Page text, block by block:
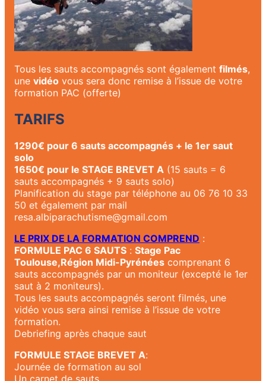
Tous les sauts accompagnés sont également filmés,
une vidéo vous sera donc remise à l’issue de votre
formation PAC (offerte)
TARIFS
1290€ pour 6 sauts accompagnés + le 1er saut
solo
1650€ pour le STAGE BREVET A (15 sauts = 6
sauts accompagnés + 9 sauts solo)
Planification du stage par téléphone au 06 76 10 33
50 et également par mail
resa.albiparachutisme@gmail.com
LE PRIX DE LA FORMATION COMPREND :
FORMULE PAC 6 SAUTS : Stage Pac
Toulouse,Région Midi-Pyrénées comprenant 6
sauts accompagnés par un moniteur (excepté le 1er
saut à 2 moniteurs).
Tous les sauts accompagnés seront filmés, une
vidéo vous sera ainsi remise à l’issue de votre
formation.
Debriefing après chaque saut
FORMULE STAGE BREVET A:
Journée de formation au sol